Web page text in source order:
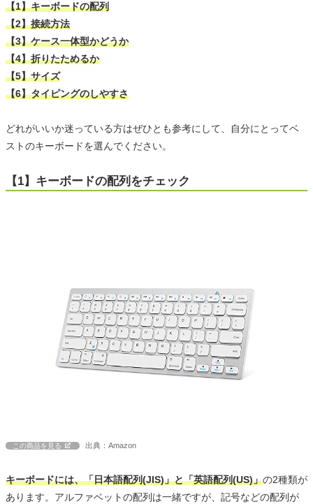
【1】キーボードの配列
【2】接続方法
【3】ケース一体型かどうか
【4】折りたためるか
【5】サイズ
【6】タイピングのしやすさ
どれがいいか迷っている方はぜひとも参考にして、自分にとってベ
ストのキーボードを選んでください。
【1】キーボードの配列をチェック
この商品を見る 出典：Amazon
キーボードには、「日本語配列(JIS)」と「英語配列(US)」の2種類が
あります。アルファベットの配列は一緒ですが、記号などの配列が